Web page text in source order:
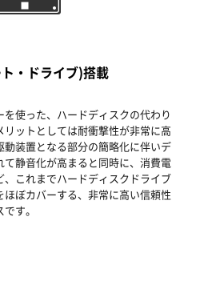
・ドライブ)搭載
使った、ハードディスクの代わり
ットとしては耐衝撃性が非常に高
装置となる部分の簡略化に伴いデ
静音化が高まると同時に、消費電
これまでハードディスクドライブ
ぼカバーする、非常に高い信頼性
す。